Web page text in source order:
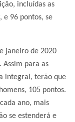
incluídas as
e 96 pontos, se
janeiro de 2020
Assim para as
integral, terão que
105 pontos.
ano, mais
se estenderá e